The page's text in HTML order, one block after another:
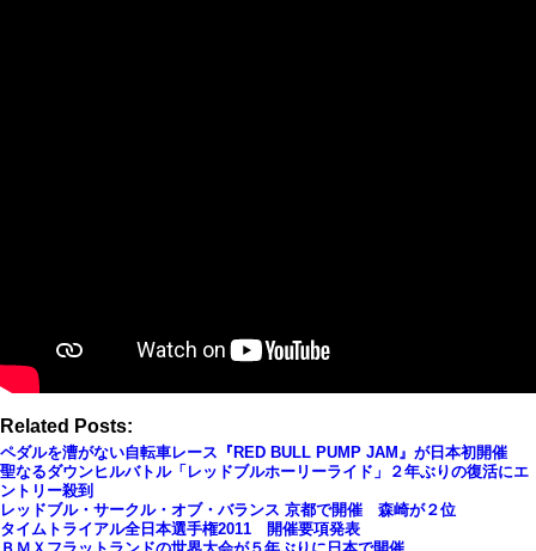
Related Posts:
ペダルを漕がない自転車レース『RED BULL PUMP JAM』が日本初開催
聖なるダウンヒルバトル「レッドブルホーリーライド」２年ぶりの復活にエ
ントリー殺到
レッドブル・サークル・オブ・バランス 京都で開催 森崎が２位
タイムトライアル全日本選手権2011 開催要項発表